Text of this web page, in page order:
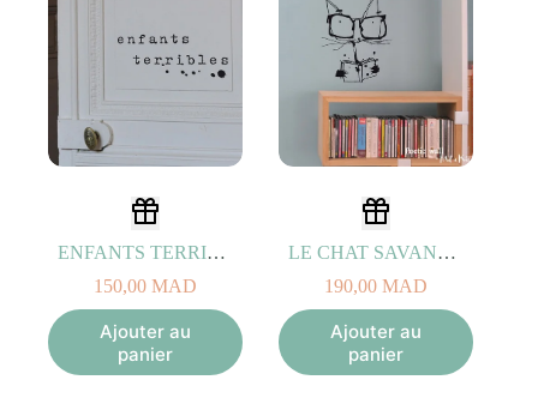
ENFANTS TERRIBLES NOIR
150,00 MAD
Ajouter au
panier
LE CHAT SAVANT NOIR
190,00 MAD
Ajouter au
panier